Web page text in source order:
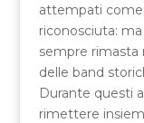
attempati come
riconosciuta:
sempre rimasta
delle band
Durante questi
rimettere